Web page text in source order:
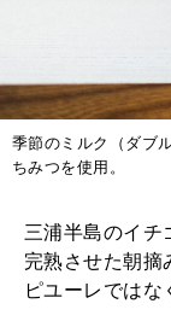
季節のミルク（ダブ
ちみつを使用。
三浦半島のイチ
完熟させた朝摘
ピユーレではな